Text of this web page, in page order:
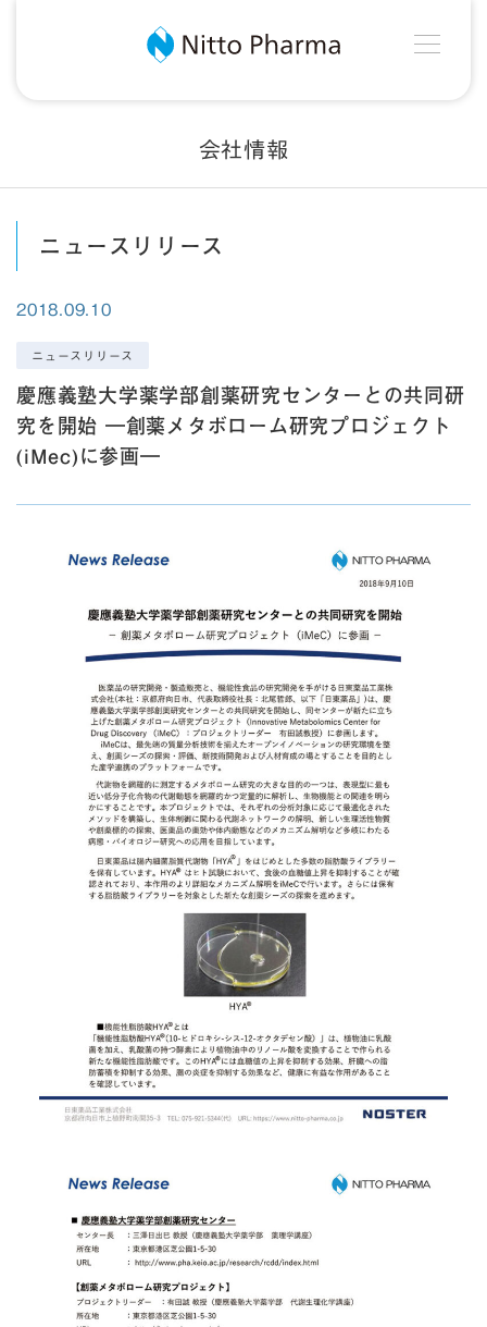
Nitto Pharma
会社情報
ニュースリリース
2018.09.10
ニュースリリース
慶應義塾大学薬学部創薬研究センターとの共同研
究を開始 ―創薬メタボローム研究プロジェクト
(iMec)に参画―